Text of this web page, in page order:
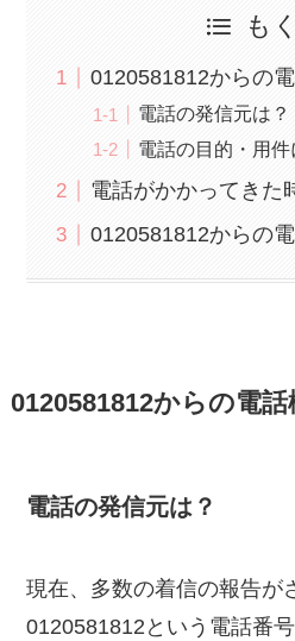
も
0120581812からの
電話の発信元は？
電話の目的・用件
電話がかかってきた
0120581812からの
0120581812からの電話
電話の発信元は？
現在、多数の着信の報告が
0120581812という電話番号